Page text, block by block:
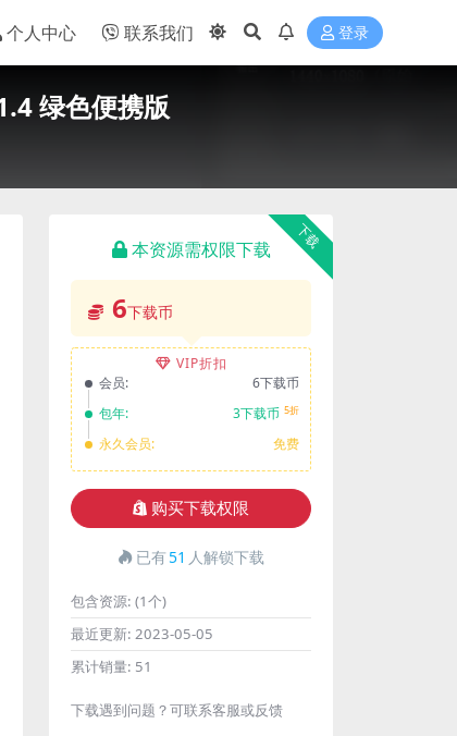
个人中心 联系我们 登录
绿色便携版
下载
本资源需权限下载
6下载币
VIP折扣
会员:
6下载币
包年:
3下载币 5折
永久会员: 免费
购买下载权限
已有51 人解锁下载
包含资源: (1个)
最近更新: 2023-05-05
累计销量: 51
下载遇到问题？可联系客服或反馈